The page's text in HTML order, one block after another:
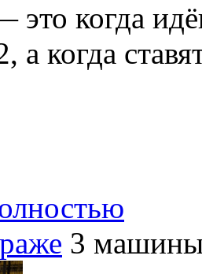
когда
а когда
3